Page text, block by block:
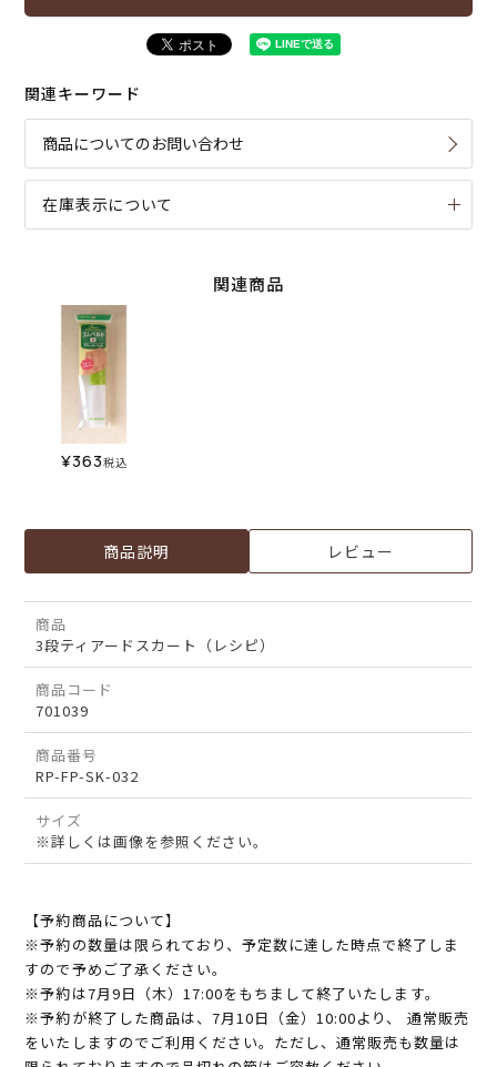
関連キーワード
商品についてのお問い合わせ
在庫表示について
関連商品
¥363税込
商品説明 レビュー
商品
3段ティアードスカート（レシピ）
商品コード
701039
商品番号
RP-FP-SK-032
サイズ
※詳しくは画像を参照ください。
【予約商品について】
※予約の数量は限られており、予定数に達した時点で終了しま
すので予めご了承ください。
※予約は7月9日（木）17:00をもちまして終了いたします。
※予約が終了した商品は、7月10日（金）10:00より、 通常販売
をいたしますのでご利用ください。ただし、通常販売も数量は